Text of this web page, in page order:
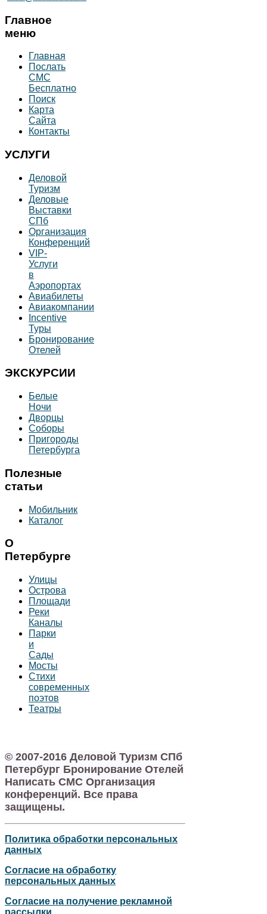
Главное
меню
Главная
Послать
СМС
Бесплатно
Поиск
Карта
Сайта
Контакты
УСЛУГИ
Деловой
Туризм
Деловые
Выставки
СПб
Организация
Конференций
VIP-
Услуги
в
Аэропортах
Авиабилеты
Авиакомпании
Incentive
Туры
Бронирование
Отелей
ЭКСКУРСИИ
Белые
Ночи
Дворцы
Соборы
Пригороды
Петербурга
Полезные
статьи
Мобильник
Каталог
О
Петербурге
Улицы
Острова
Площади
Реки
Каналы
Парки
и
Сады
Мосты
Стихи
современных
поэтов
Театры
© 2007-2016 Деловой Туризм СПб
Петербург Бронирование Отелей
Написать СМС Организация
конференций. Все права
защищены.
Политика обработки персональных
данных
Согласие на обработку
персональных данных
Согласие на получение рекламной
рассылки